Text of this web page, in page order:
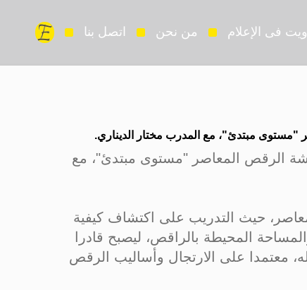
فى الإعلام من نحن اتصل بنا
"مستوى مبتدئ"، مع المدرب مختار الديناري.
الرقص المعاصر "مستوى مبتدئ"، مع
حيث التدريب على اكتشاف كيفية
المحيطة بالراقص، ليصبح قادرا
معتمدا على الارتجال وأساليب الرقص